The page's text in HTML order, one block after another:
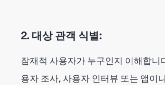
2. 대상 관객 식별:
잠재적 사용자가 누구인지 이해합
용자 조사, 사용자 인터뷰 또는 앱이